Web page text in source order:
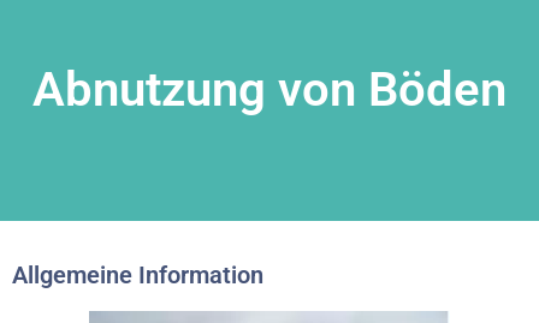
Abnutzung von Böden
Allgemeine Information